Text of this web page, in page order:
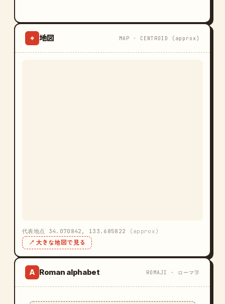
⌖ 地図 MAP · CENTROID (approx)
代表地点 34.070842, 133.685822 (approx)
↗ 大きな地図で見る
A Roman alphabet ROMAJI · ローマ字